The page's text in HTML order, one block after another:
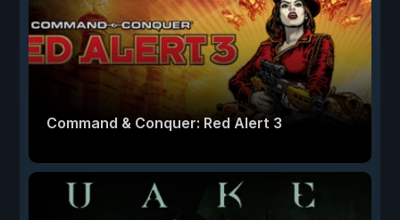
Command & Conquer: Red Alert 3